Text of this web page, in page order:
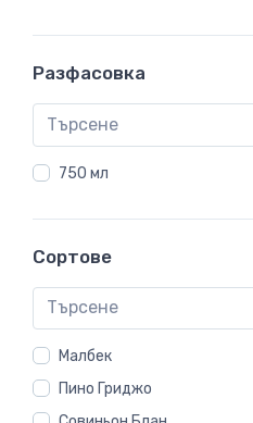
Разфасовка
750 мл
Сортове
Малбек
Пино Гриджо